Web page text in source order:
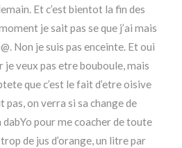
Et c’est bientot la fin des
je sait pas se que j’ai mais
Non je suis pas enceinte. Et oui
veux pas etre bouboule, mais
que c’est le fait d’etre oisive
pas, on verra si sa change de
dabYo pour me coacher de toute
de jus d’orange, un litre par